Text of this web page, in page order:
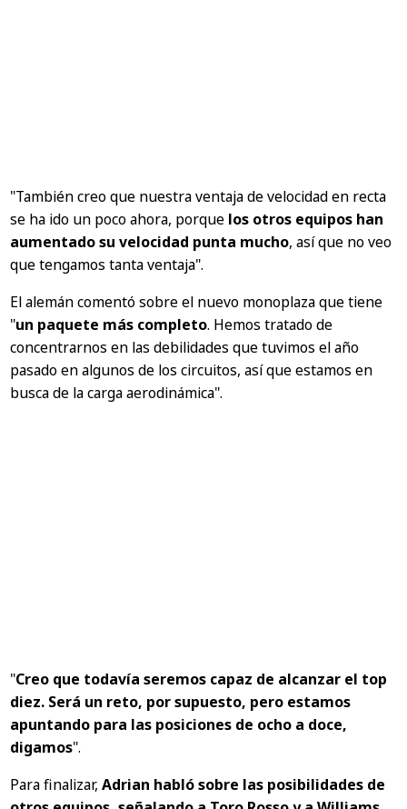
"También creo que nuestra ventaja de velocidad en recta
se ha ido un poco ahora, porque los otros equipos han
aumentado su velocidad punta mucho, así que no veo
que tengamos tanta ventaja".
El alemán comentó sobre el nuevo monoplaza que tiene
"un paquete más completo. Hemos tratado de
concentrarnos en las debilidades que tuvimos el año
pasado en algunos de los circuitos, así que estamos en
busca de la carga aerodinámica".
"Creo que todavía seremos capaz de alcanzar el top
diez. Será un reto, por supuesto, pero estamos
apuntando para las posiciones de ocho a doce,
digamos".
Para finalizar,Adrian habló sobre las posibilidades de